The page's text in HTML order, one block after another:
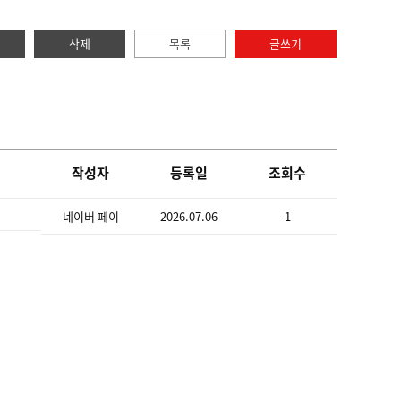
삭제 목록 글쓰기
작성자 등록일 조회수
네이버 페이 2026.07.06 1